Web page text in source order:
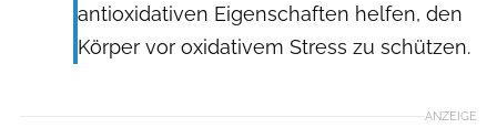
antioxidativen Eigenschaften helfen, den
Körper vor oxidativem Stress zu schützen.
ANZEIGE